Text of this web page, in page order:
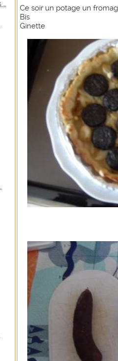
Ce soir un potage un
Bis
Ginette